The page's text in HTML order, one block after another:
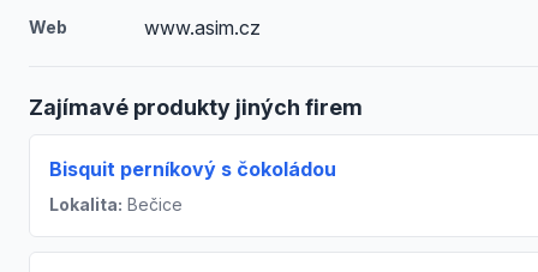
Web www.asim.cz
Zajímavé produkty jiných firem
Bisquit perníkový s čokoládou
Lokalita: Bečice